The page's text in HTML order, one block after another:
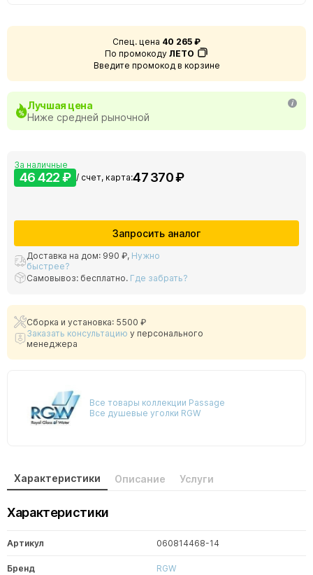
Спец. цена 40 265 ₽
По промокоду ЛЕТО
Введите промокод в корзине
Лучшая цена
Ниже средней рыночной
За наличные
46 422 ₽ / счет, карта:47 370 ₽
Запросить аналог
Доставка на дом: 990 ₽, Нужно
быстрее?
Самовывоз: бесплатно. Где забрать?
Сборка и установка: 5500 ₽
Заказать консультацию у персонального
менеджера
Все товары коллекции Passage
Все душевые уголки RGW
Характеристики Описание Услуги
Характеристики
Артикул 060814468-14
Бренд RGW